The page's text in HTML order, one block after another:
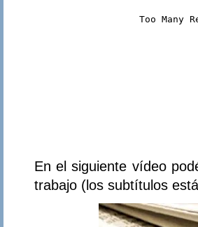
En el siguiente vídeo
trabajo (los subtítulos